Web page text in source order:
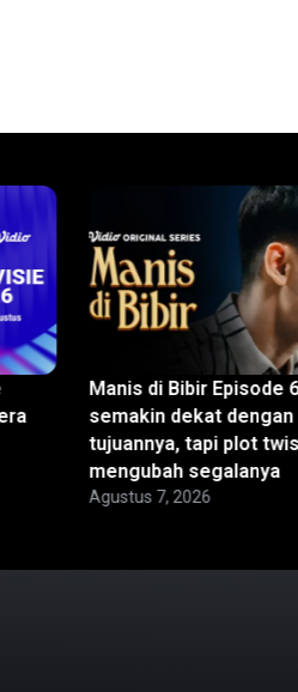
Manis di Bibir Episode
semakin dekat dengan
tujuannya, tapi plot
mengubah segalanya
Agustus 7, 2026